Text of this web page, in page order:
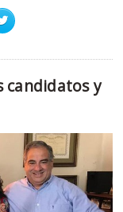
candidatos y